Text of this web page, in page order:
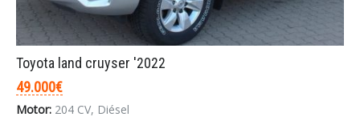
Toyota land cruyser '2022
49.000€
Motor: 204 CV, Diésel